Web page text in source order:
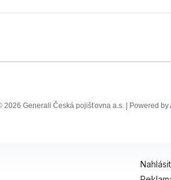
2026 Generali Česká pojišťovna a.s. | Powered by